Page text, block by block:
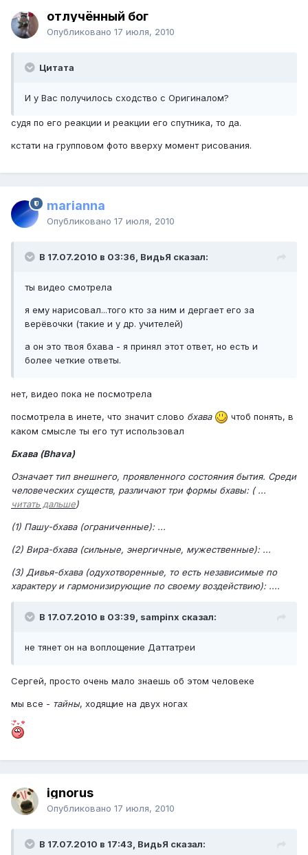
отлучённый бог
Опубликовано 17 июля, 2010
Цитата
И у Вас получилось сходство с Оригиналом?
судя по его реакции и реакции его спутника, то да.
кстати на групповом фото вверху момент рисования.
marianna
Опубликовано 17 июля, 2010
В 17.07.2010 в 03:36, ВидьЯ сказал:
ты видео смотрела
я ему нарисовал...того кто за ним и дергает его за
верёвочки (такие и у др. учителей)
а он это твоя бхава - я принял этот ответ, но есть и
более четкие ответы.
нет, видео пока не посмотрела
посмотрела в инете, что значит слово бхава
чтоб понять, в
каком смысле ты его тут использовал
Бхава (Bhava)
Означает тип внешнего, проявленного состояния бытия. Среди
человеческих существ, различают три формы бхавы: ( ...
читать дальше)
(1) Пашу-бхава (ограниченные): ...
(2) Вира-бхава (сильные, энергичные, мужественные): ...
(3) Дивья-бхава (одухотворенные, то есть независимые по
характеру и гармонизирующие по своему воздействию): ....
В 17.07.2010 в 03:39, sampinx сказал:
не тянет он на воплощение Даттатреи
Сергей, просто очень мало знаешь об этом человеке
мы все - тайны, ходящие на двух ногах
ignorus
Опубликовано 17 июля, 2010
В 17.07.2010 в 17:43, ВидьЯ сказал: